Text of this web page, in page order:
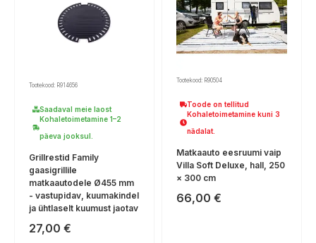
Tootekood: R914656
Saadaval meie laost
Kohaletoimetamine 1–2
päeva jooksul.
Grillrestid Family
gaasigrillile
matkaautodele Ø455 mm
- vastupidav, kuumakindel
ja ühtlaselt kuumust jaotav
27,00 €
Tootekood: R90504
Toode on tellitud
Kohaletoimetamine kuni 3
nädalat.
Matkaauto eesruumi vaip
Villa Soft Deluxe, hall, 250
× 300 cm
66,00 €